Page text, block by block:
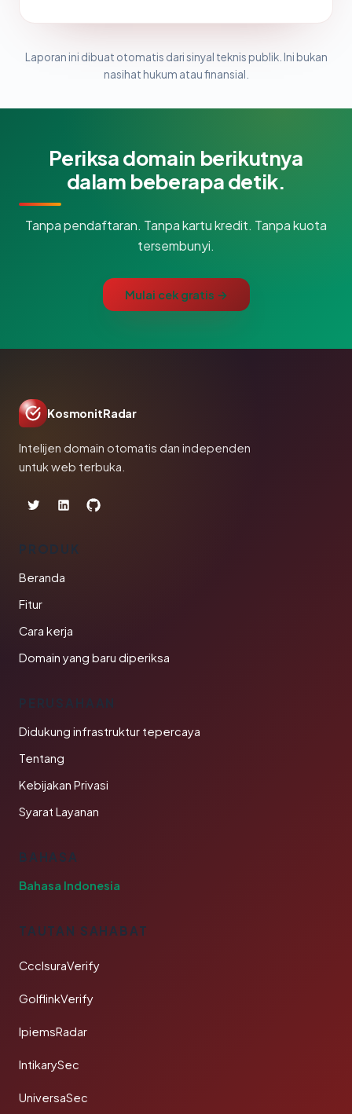
Laporan ini dibuat otomatis dari sinyal teknis publik. Ini bukan
nasihat hukum atau finansial.
Periksa domain berikutnya
dalam beberapa detik.
Tanpa pendaftaran. Tanpa kartu kredit. Tanpa kuota
tersembunyi.
Mulai cek gratis →
KosmonitRadar
Intelijen domain otomatis dan independen
untuk web terbuka.
PRODUK
Beranda
Fitur
Cara kerja
Domain yang baru diperiksa
PERUSAHAAN
Didukung infrastruktur tepercaya
Tentang
Kebijakan Privasi
Syarat Layanan
BAHASA
Bahasa Indonesia
TAUTAN SAHABAT
CcclsuraVerify
GolflinkVerify
IpiemsRadar
IntikarySec
UniversaSec